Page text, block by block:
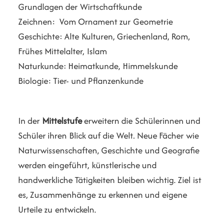
Grundlagen der Wirtschaftkunde
Zeichnen: Vom Ornament zur Geometrie
Geschichte: Alte Kulturen, Griechenland, Rom,
Frühes Mittelalter, Islam
Naturkunde: Heimatkunde, Himmelskunde
Biologie: Tier- und Pflanzenkunde
In der Mittelstufeerweitern die Schülerinnen und
Schüler ihren Blick auf die Welt. Neue Fächer wie
Naturwissenschaften, Geschichte und Geografie
werden eingeführt, künstlerische und
handwerkliche Tätigkeiten bleiben wichtig. Ziel ist
es, Zusammenhänge zu erkennen und eigene
Urteile zu entwickeln.